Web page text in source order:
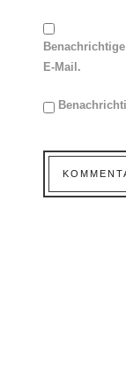
E-Mail.